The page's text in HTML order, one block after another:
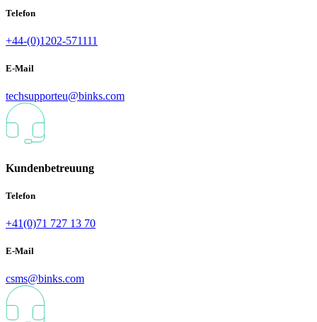
Telefon
+44-(0)1202-571111
E-Mail
techsupporteu@binks.com
Kundenbetreuung
Telefon
+41(0)71 727 13 70
E-Mail
csms@binks.com